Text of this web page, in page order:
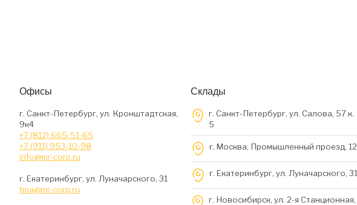
Офисы
г. Санкт-Петербург, ул. Кронштадтская,
9к4
+7 (812) 665-51-65
+7 (911) 953-10-98
info@mr-corp.ru
г. Екатеринбург, ул. Луначарского, 31
tma@mr-corp.ru
Склады
г. Санкт-Петербург, ул. Салова, 57 к.
5
г. Москва, Промышленный проезд, 12
г. Екатеринбург, ул. Луначарского, 31
г. Новосибирск, ул. 2-я Станционная,